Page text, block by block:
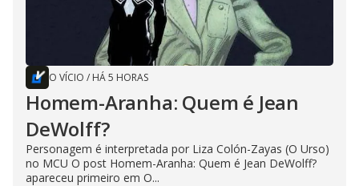
O VÍCIO / HÁ 5 HORAS
Homem-Aranha: Quem é Jean
DeWolff?
Personagem é interpretada por Liza Colón-Zayas (O Urso)
no MCU O post Homem-Aranha: Quem é Jean DeWolff?
apareceu primeiro em O...